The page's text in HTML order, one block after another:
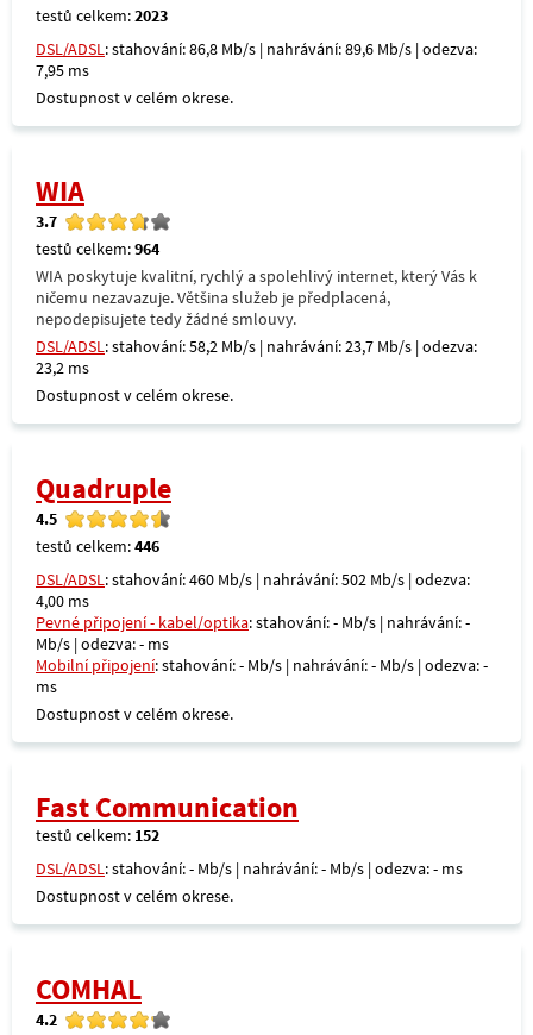
testů celkem:2023
DSL/ADSL: stahování: 86,8 Mb/s | nahrávání: 89,6 Mb/s | odezva:
7,95 ms
Dostupnost v celém okrese.
WIA
3.7
testů celkem:964
WIA poskytuje kvalitní, rychlý a spolehlivý internet, který Vás k
ničemu nezavazuje. Většina služeb je předplacená,
nepodepisujete tedy žádné smlouvy.
DSL/ADSL: stahování: 58,2 Mb/s | nahrávání: 23,7 Mb/s | odezva:
23,2 ms
Dostupnost v celém okrese.
Quadruple
4.5
testů celkem:446
DSL/ADSL: stahování: 460 Mb/s | nahrávání: 502 Mb/s | odezva:
4,00 ms
Pevné připojení - kabel/optika: stahování: - Mb/s | nahrávání: -
Mb/s | odezva: - ms
Mobilní připojení: stahování: - Mb/s | nahrávání: - Mb/s | odezva: -
ms
Dostupnost v celém okrese.
Fast Communication
testů celkem: 152
DSL/ADSL: stahování: - Mb/s | nahrávání: - Mb/s | odezva: - ms
Dostupnost v celém okrese.
COMHAL
4.2